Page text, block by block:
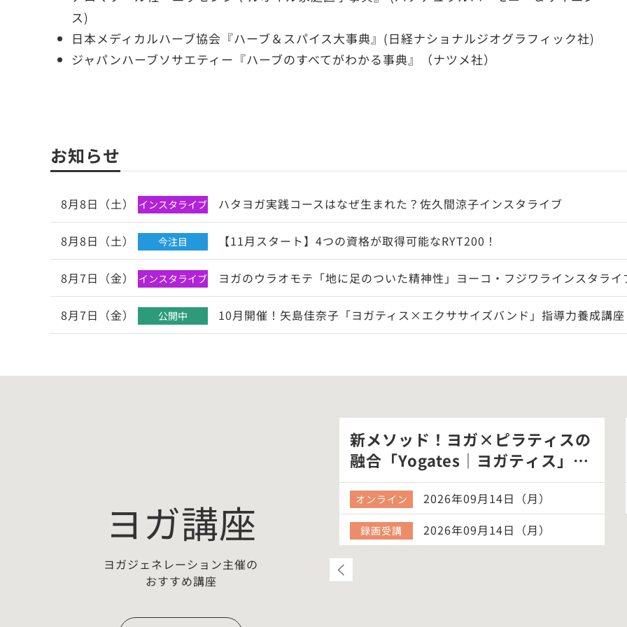
ス)
日本メディカルハーブ協会『ハーブ＆スパイス大事典』(日経ナショナルジオグラフィック社)
ジャパンハーブソサエティー『ハーブのすべてがわかる事典』（ナツメ社）
お知らせ
8月8日（土） インスタライブ ハタヨガ実践コースはなぜ生まれた？佐久間涼子インスタライブ
8月8日（土） 今注目 【11月スタート】4つの資格が取得可能なRYT200！
8月7日（金） インスタライブ ヨガのウラオモテ「地に足のついた精神性」ヨーコ・フジワラインスタライ
8月7日（金） 公開中 10月開催！矢島佳奈子「ヨガティス×エクササイズバンド」指導力養成講座
ヨガ講座
ヨガジェネレーション主催の
おすすめ講座